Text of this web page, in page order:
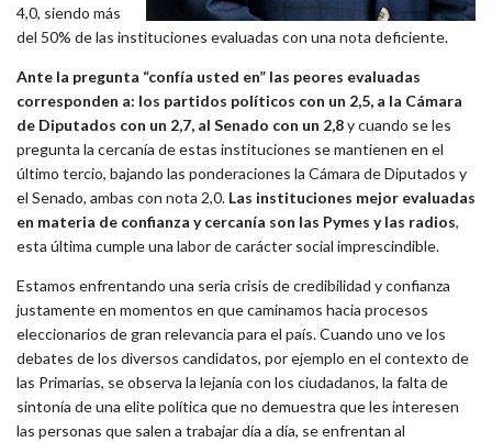
4,0, siendo más
del 50% de las instituciones evaluadas con una nota deficiente.
Ante la pregunta “confía usted en” las peores evaluadas
corresponden a: los partidos políticos con un 2,5, a la Cámara
de Diputados con un 2,7, al Senado con un 2,8y cuando se les
pregunta la cercanía de estas instituciones se mantienen en el
último tercio, bajando las ponderaciones la Cámara de Diputados y
el Senado, ambas con nota 2,0. Las instituciones mejor evaluadas
en materia de confianza y cercanía son las Pymes y las radios,
esta última cumple una labor de carácter social imprescindible.
Estamos enfrentando una seria crisis de credibilidad y confianza
justamente en momentos en que caminamos hacia procesos
eleccionarios de gran relevancia para el país. Cuando uno ve los
debates de los diversos candidatos, por ejemplo en el contexto de
las Primarias, se observa la lejanía con los ciudadanos, la falta de
sintonía de una elite política que no demuestra que les interesen
las personas que salen a trabajar día a día, se enfrentan al